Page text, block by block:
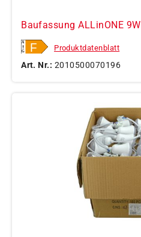
Baufassung ALLinONE 9W
Produktdatenblatt
Art. Nr.: 2010500070196